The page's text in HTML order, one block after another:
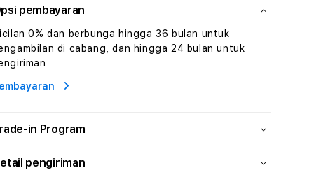
Hiburan
Konten
Video
dan
Platform
Media
Konten
Video
pembayaran
0% dan berbunga hingga 36 bulan untuk
di cabang, dan hingga 24 bulan untuk
in Program
pengiriman